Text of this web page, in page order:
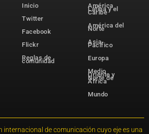
Inicio
Twitter
Facebook
Flickr
Reglas de
comunidad
América
Latina y el
Caribe
América del
Norte
Asia-
Pacífico
Europa
Medio
Oriente y
Norte de
África
Mundo
internacional de comunicación cuyo eje es una